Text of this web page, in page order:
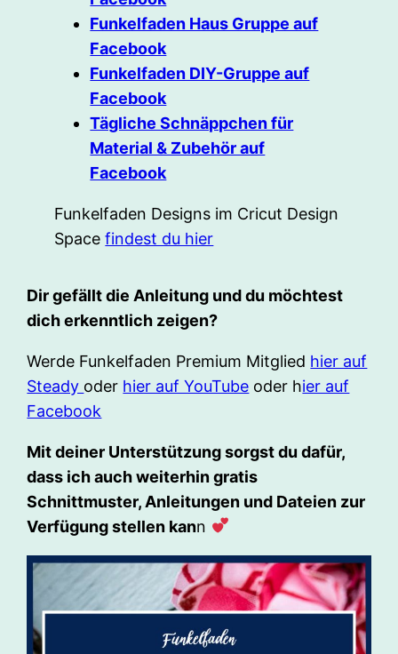
Funkelfaden Haus Gruppe auf
Facebook
Funkelfaden DIY-Gruppe auf
Facebook
Tägliche Schnäppchen für
Material & Zubehör auf
Facebook
Funkelfaden Designs im Cricut Design
Spacefindest du hier
Dir gefällt die Anleitung und du möchtest
dich erkenntlich zeigen?
Werde Funkelfaden Premium Mitglied hier auf
Steady oder hier auf YouTube oder hier auf
Facebook
Mit deiner Unterstützung sorgst du dafür,
dass ich auch weiterhin gratis
Schnittmuster, Anleitungen und Dateien zur
Verfügung stellen kann